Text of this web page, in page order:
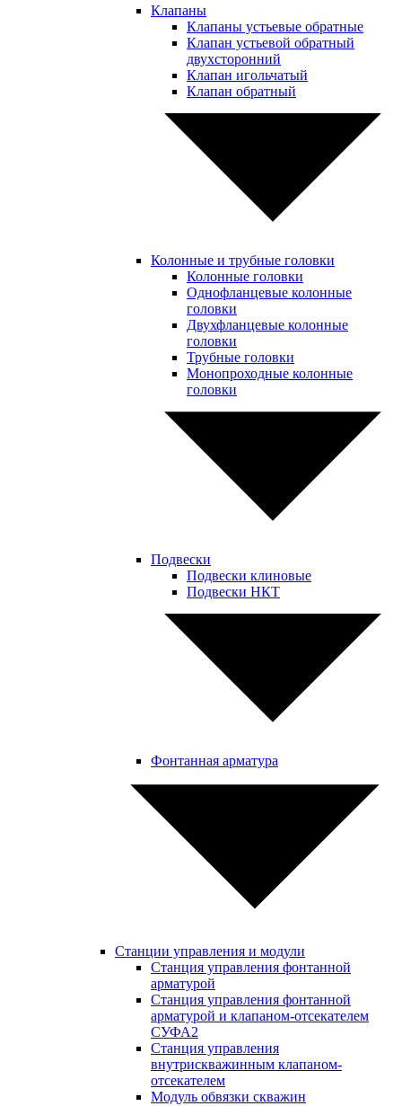
Клапаны
Клапаны устьевые обратные
Клапан устьевой обратный
двухсторонний
Клапан игольчатый
Клапан обратный
Колонные и трубные головки
Колонные головки
Однофланцевые колонные
головки
Двухфланцевые колонные
головки
Трубные головки
Монопроходные колонные
головки
Подвески
Подвески клиновые
Подвески НКТ
Фонтанная арматура
Станции управления и модули
Станция управления фонтанной
арматурой
Станция управления фонтанной
арматурой и клапаном-отсекателем
СУФА2
Станция управления
внутрискважинным клапаном-
отсекателем
Модуль обвязки скважин